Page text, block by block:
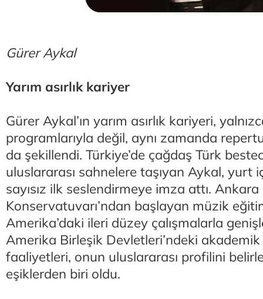
Gürer Aykal
Yarım asırlık kariyer
Gürer Aykal’ın yarım asırlık kariyeri,
programlarıyla değil, aynı zamanda
da şekillendi. Türkiye’de çağdaş Türk
uluslararası sahnelere taşıyan Aykal, yurt
sayısız ilk seslendirmeye imza attı.
Konservatuvarı’ndan başlayan müzik
Amerika’daki ileri düzey çalışmalarla
Amerika Birleşik Devletleri’ndeki
faaliyetleri, onun uluslararası profilini
eşiklerden biri oldu.